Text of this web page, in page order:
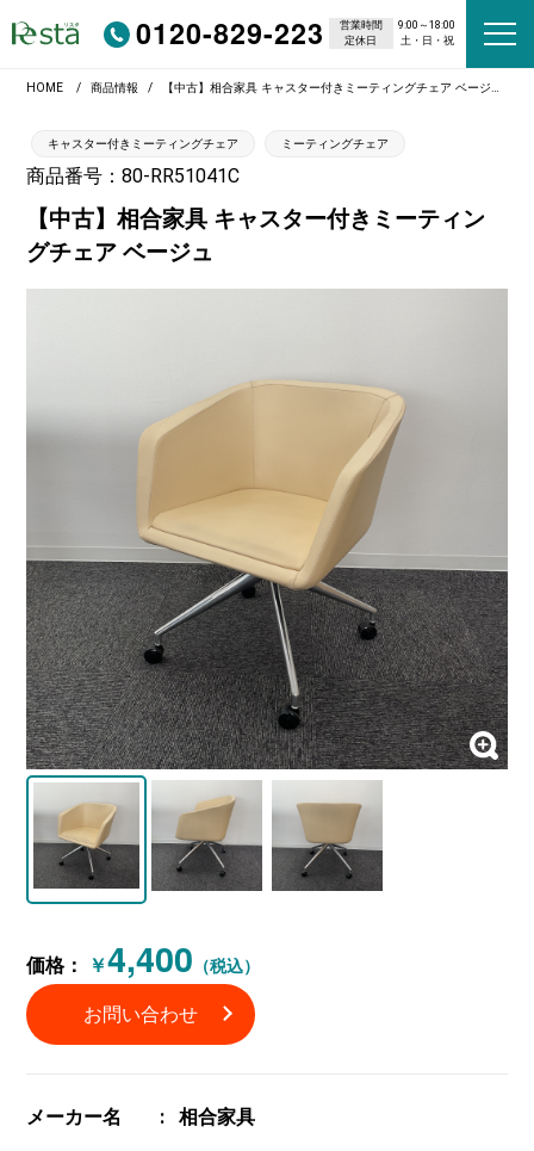
0120-829-223 営業時間
9:00～18:00
定休日
土・日・祝
HOME 商品情報 【中古】相合家具 キャスター付きミーティングチェア ベージュ
キャスター付きミーティングチェア ミーティングチェア
商品番号：80-RR51041C
【中古】相合家具 キャスター付きミーティン
グチェア ベージュ
価格： ￥4,400 （税込）
お問い合わせ
メーカー名 相合家具